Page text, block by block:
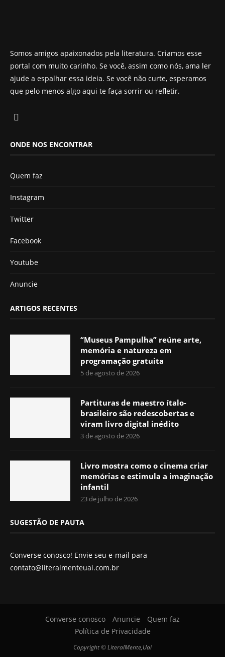
Somos amigos apaixonados pela literatura. Criamos esse
portal com muito carinho. Se você, assim como nós, ama ler
ajude a espalhar essa ideia. Se você não curte, esperamos
que pelo menos algo aqui te faça sorrir ou refletir.
ONDE NOS ENCONTRAR
Quem faz
Instagram
Twitter
Facebook
Youtube
Anuncie
ARTIGOS RECENTES
“Museus Pampulha” reúne arte,
memória e natureza em
programação gratuita
5 de agosto de 2026
Partituras de maestro ítalo-
brasileiro são redescobertas e
viram livro digital inédito
3 de agosto de 2026
Livro mostra como o cinema criar
memórias e estimula a imaginação
infantil
23 de julho de 2026
SUGESTÃO DE PAUTA
Converse conosco! Envie seu e-mail para
contato@literalmenteuai.com.br
Converse conosco Anuncie
Quem faz
Política de Privacidade
Copyright © LiteralMente,Uai